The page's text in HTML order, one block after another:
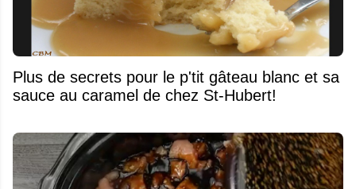
Plus de secrets pour le p'tit gâteau blanc et sa
sauce au caramel de chez St-Hubert!